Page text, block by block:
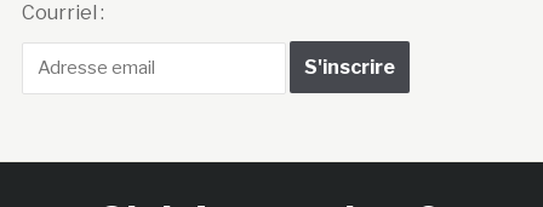
Courriel :